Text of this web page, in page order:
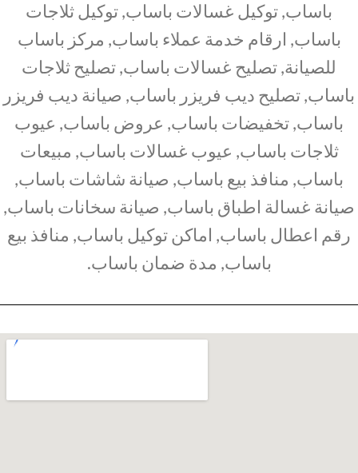
باساب, توكيل غسالات باساب, توكيل ثلاجات
باساب, ارقام خدمة عملاء باساب, مركز باساب
للصيانة, تصليح غسالات باساب, تصليح ثلاجات
باساب, تصليح ديب فريزر باساب, صيانة ديب فريزر
باساب, تخفيضات باساب, عروض باساب, عيوب
ثلاجات باساب, عيوب غسالات باساب, مبيعات
باساب, منافذ بيع باساب, صيانة شاشات باساب,
صيانة غسالة اطباق باساب, صيانة سخانات باساب,
رقم اعطال باساب, اماكن توكيل باساب, منافذ بيع
باساب, مدة ضمان باساب.